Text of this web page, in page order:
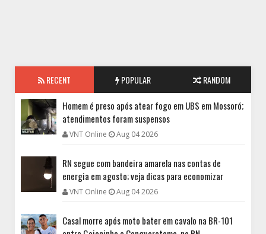
RECENT POPULAR RANDOM
Homem é preso após atear fogo em UBS em Mossoró;
atendimentos foram suspensos
VNT Online Aug 04 2026
RN segue com bandeira amarela nas contas de
energia em agosto; veja dicas para economizar
VNT Online Aug 04 2026
Casal morre após moto bater em cavalo na BR-101